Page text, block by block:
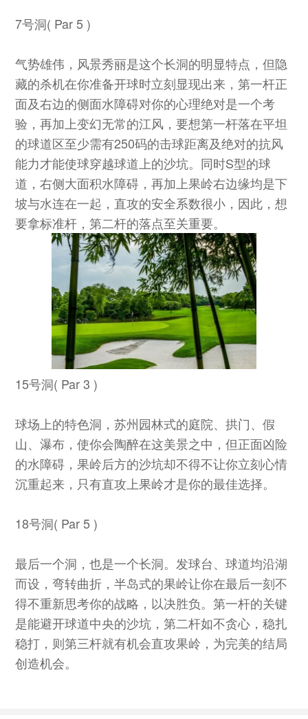
7号洞( Par 5 )
气势雄伟，风景秀丽是这个长洞的明显特点，但隐
藏的杀机在你准备开球时立刻显现出来，第一杆正
面及右边的侧面水障碍对你的心理绝对是一个考
验，再加上变幻无常的江风，要想第一杆落在平坦
的球道区至少需有250码的击球距离及绝对的抗风
能力才能使球穿越球道上的沙坑。同时S型的球
道，右侧大面积水障碍，再加上果岭右边缘均是下
坡与水连在一起，直攻的安全系数很小，因此，想
要拿标准杆，第二杆的落点至关重要。
15号洞( Par 3 )
球场上的特色洞，苏州园林式的庭院、拱门、假
山、瀑布，使你会陶醉在这美景之中，但正面凶险
的水障碍，果岭后方的沙坑却不得不让你立刻心情
沉重起来，只有直攻上果岭才是你的最佳选择。
18号洞( Par 5 )
最后一个洞，也是一个长洞。发球台、球道均沿湖
而设，弯转曲折，半岛式的果岭让你在最后一刻不
得不重新思考你的战略，以决胜负。第一杆的关键
是能避开球道中央的沙坑，第二杆如不贪心，稳扎
稳打，则第三杆就有机会直攻果岭，为完美的结局
创造机会。